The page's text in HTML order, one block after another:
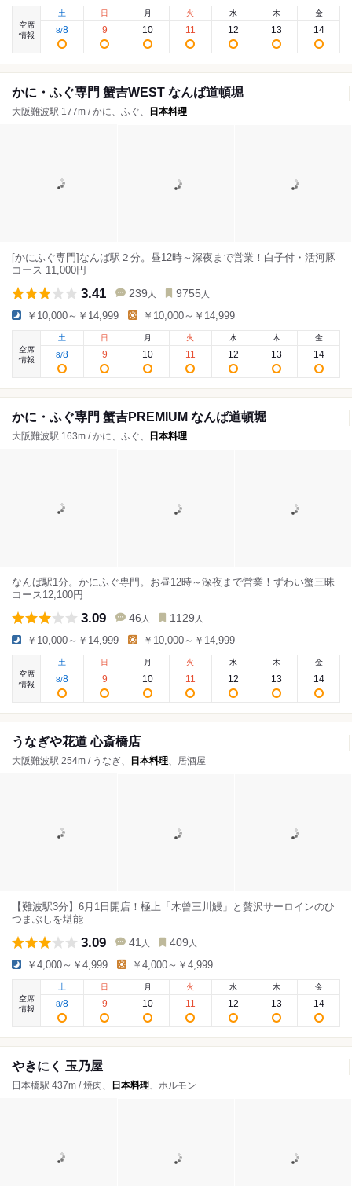
空席
情報
土
8/8
日
9
月
10
火
11
水
12
木
13
金
14
かに・ふぐ専門 蟹吉WEST なんば道頓堀
大阪難波駅 177m / かに、ふぐ、 日本料理
[かにふぐ専門]なんば駅２分。昼12時～深夜まで営業！白子付・活河豚
コース 11,000円
3.41 239 人 9755 人
￥10,000～￥14,999 ￥10,000～￥14,999
空席
情報
土
8/8
日
9
月
10
火
11
水
12
木
13
金
14
かに・ふぐ専門 蟹吉PREMIUM なんば道頓堀
大阪難波駅 163m / かに、ふぐ、 日本料理
なんば駅1分。かにふぐ専門。お昼12時～深夜まで営業！ずわい蟹三昧
コース12,100円
3.09 46 人 1129 人
￥10,000～￥14,999 ￥10,000～￥14,999
空席
情報
土
8/8
日
9
月
10
火
11
水
12
木
13
金
14
うなぎや花道 心斎橋店
大阪難波駅 254m / うなぎ、 日本料理、居酒屋
【難波駅3分】6月1日開店！極上「木曾三川鰻」と贅沢サーロインのひ
つまぶしを堪能
3.09 41 人 409 人
￥4,000～￥4,999 ￥4,000～￥4,999
空席
情報
土
8/8
日
9
月
10
火
11
水
12
木
13
金
14
やきにく 玉乃屋
日本橋駅 437m / 焼肉、 日本料理、ホルモン